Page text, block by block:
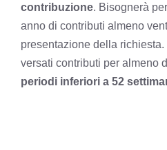
contribuzione. Bisognerà
anno di contributi almeno
presentazione della
versati contributi per almeno
periodi inferiori a 52